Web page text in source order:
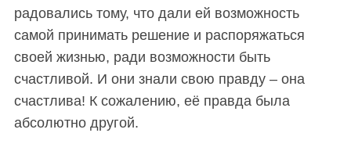
радовались тому, что дали ей возможность
самой принимать решение и распоряжаться
своей жизнью, ради возможности быть
счастливой. И они знали свою правду – она
счастлива! К сожалению, её правда была
абсолютно другой.